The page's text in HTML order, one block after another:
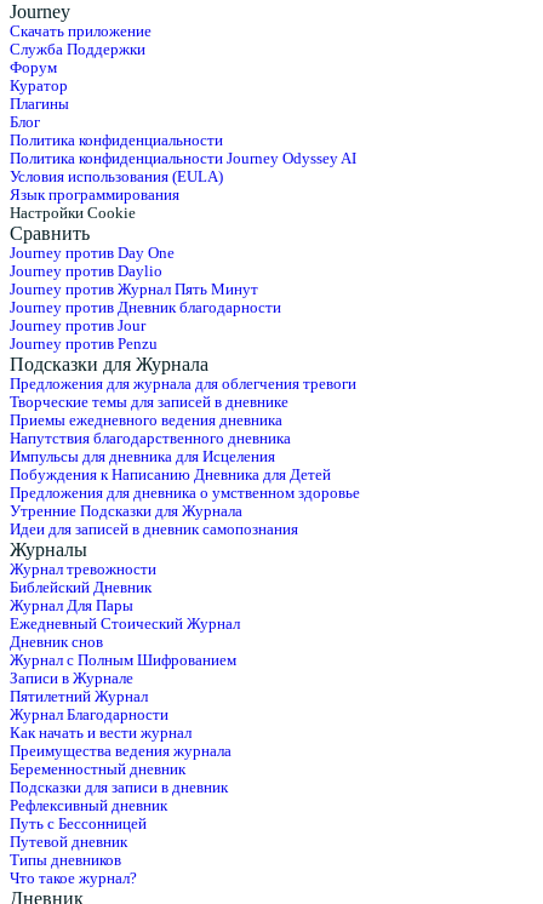
Journey
Скачать приложение
Служба Поддержки
Форум
Куратор
Плагины
Блог
Политика конфиденциальности
Политика конфиденциальности Journey Odyssey AI
Условия использования (EULA)
Язык программирования
Настройки Cookie
Сравнить
Journey против Day One
Journey против Daylio
Journey против Журнал Пять Минут
Journey против Дневник благодарности
Journey против Jour
Journey против Penzu
Подсказки для Журнала
Предложения для журнала для облегчения тревоги
Творческие темы для записей в дневнике
Приемы ежедневного ведения дневника
Напутствия благодарственного дневника
Импульсы для дневника для Исцеления
Побуждения к Написанию Дневника для Детей
Предложения для дневника о умственном здоровье
Утренние Подсказки для Журнала
Идеи для записей в дневник самопознания
Журналы
Журнал тревожности
Библейский Дневник
Журнал Для Пары
Ежедневный Стоический Журнал
Дневник снов
Журнал с Полным Шифрованием
Записи в Журнале
Пятилетний Журнал
Журнал Благодарности
Как начать и вести журнал
Преимущества ведения журнала
Беременностный дневник
Подсказки для записи в дневник
Рефлексивный дневник
Путь с Бессонницей
Путевой дневник
Типы дневников
Что такое журнал?
Дневник